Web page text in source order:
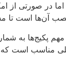
در صورتی از
آن‌ها است تا
پکیج‌ها به
مناسب است که